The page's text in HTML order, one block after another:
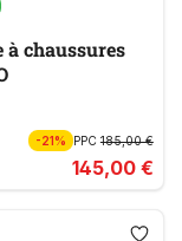
à chaussures
-21% PPC185,00 €
145,00 €